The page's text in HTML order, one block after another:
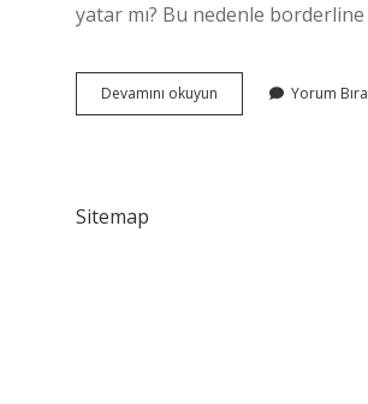
yatar mı? Bu nedenle
Devamını okuyun Borderline
Sicile
Yorum
Sitemap